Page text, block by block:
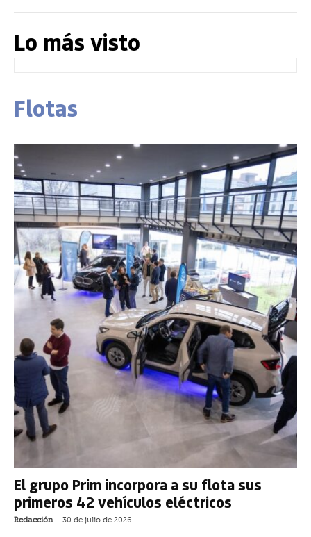
Lo más visto
Flotas
El grupo Prim incorpora a su flota sus
primeros 42 vehículos eléctricos
Redacción - 30 de julio de 2026